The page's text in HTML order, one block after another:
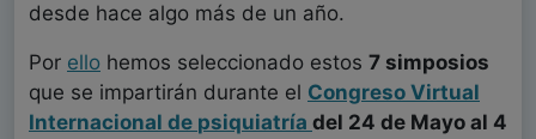
desde hace algo más de un año.
Por ello hemos seleccionado estos 7 simposios
que se impartirán durante el Congreso Virtual
Internacional de psiquiatría del 24 de Mayo al 4